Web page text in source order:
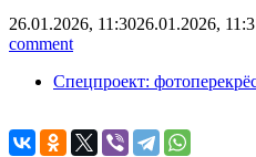
26.01.2026, 11:3026.01.2026,
comment
Спецпроект: